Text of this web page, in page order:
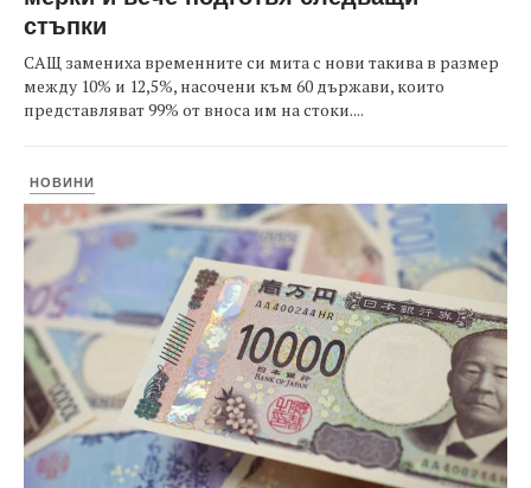
стъпки
САЩ замениха временните си мита с нови такива в размер
между 10% и 12,5%, насочени към 60 държави, които
представляват 99% от вноса им на стоки....
НОВИНИ